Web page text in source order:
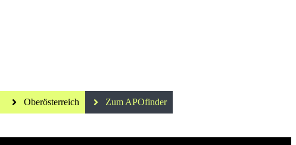
Oberösterreich Zum APOfinder